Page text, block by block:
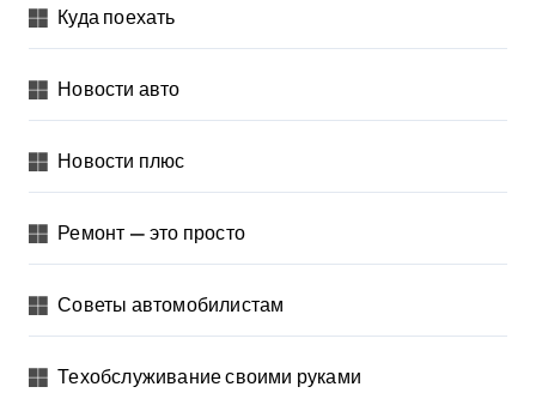
Куда поехать
Новости авто
Новости плюс
Ремонт — это просто
Советы автомобилистам
Техобслуживание своими руками